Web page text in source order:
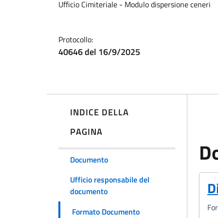
Ufficio Cimiteriale - Modulo dispersione ceneri
Protocollo:
40646 del 16/9/2025
INDICE DELLA
PAGINA
Documento
Ufficio responsabile del
documento
Formato Documento